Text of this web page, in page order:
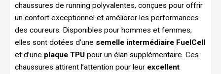
chaussures de running polyvalentes, conçues pour offrir
un confort exceptionnel et améliorer les performances
des coureurs. Disponibles pour hommes et femmes,
elles sont dotées d’une semelle intermédiaire FuelCell
et d’une plaque TPU pour un élan supplémentaire. Ces
chaussures attirent l’attention pour leur excellent